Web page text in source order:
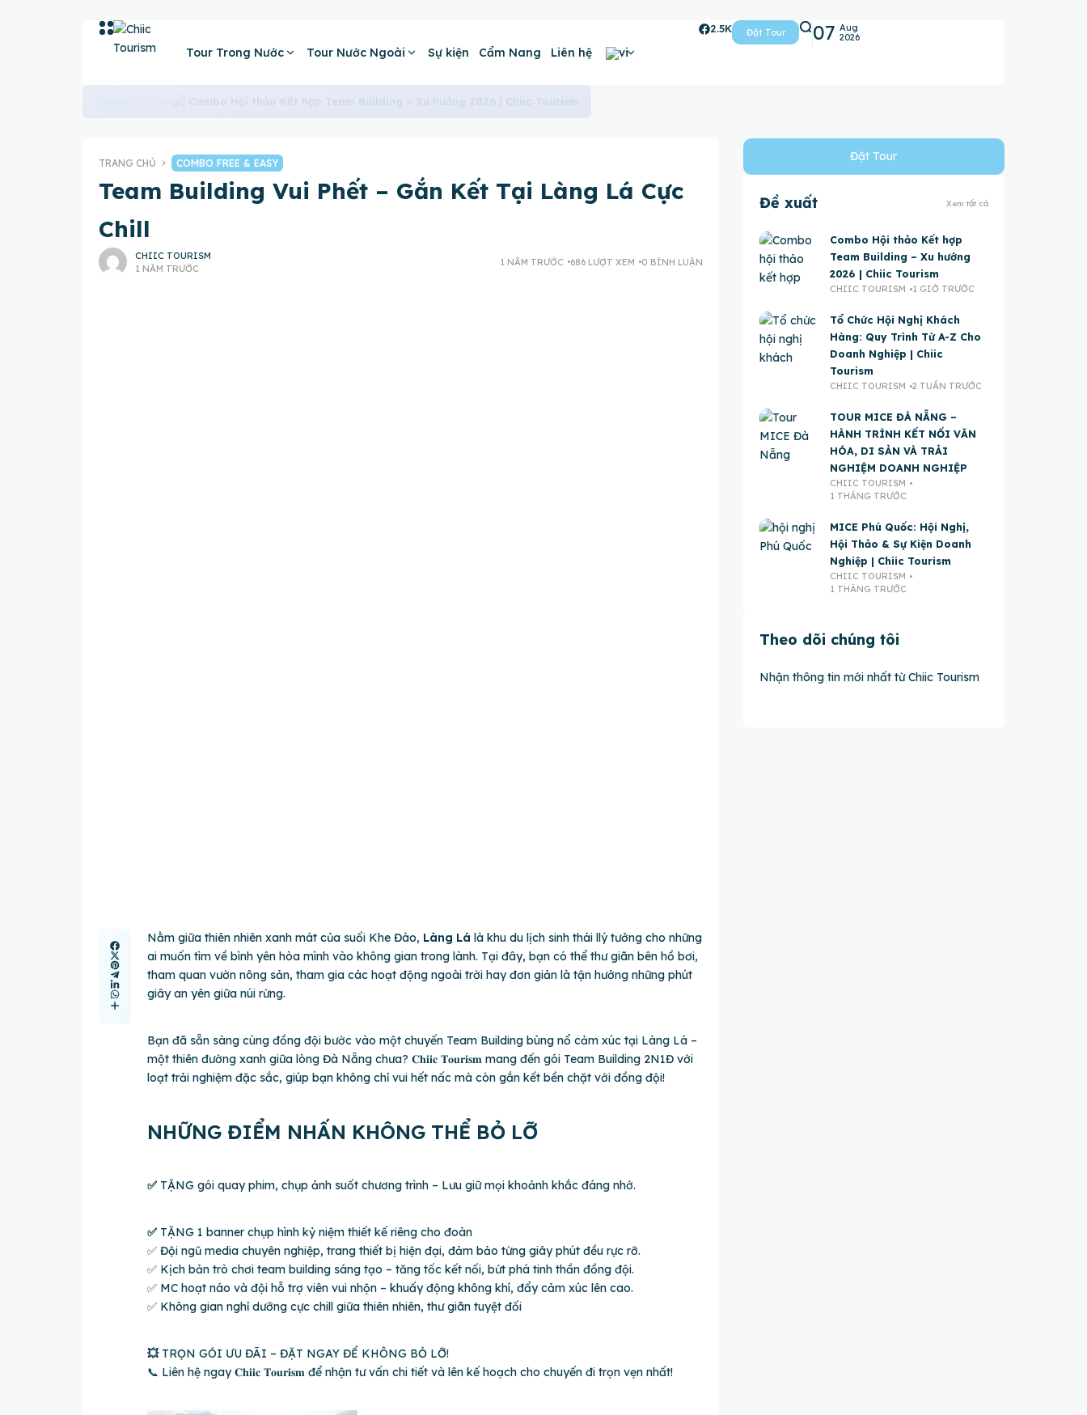
Tour Trong Nước Tour Nước Ngoài Sự kiện Cẩm Nang Liên hệ
2.5K Đặt Tour 07 Aug
2026
TRANG CHỦ COMBO FREE & EASY
Team Building Vui Phết – Gắn Kết Tại Làng Lá Cực
Chill
CHIIC TOURISM
1 NĂM TRƯỚC
1 NĂM TRƯỚC 686 LƯỢT XEM 0 BÌNH LUẬN
Nằm giữa thiên nhiên xanh mát của suối Khe Đào, Làng Lá là khu du lịch sinh thái llý tưởng cho những
ai muốn tìm về bình yên hòa mình vào không gian trong lành. Tại đây, bạn có thể thư giãn bên hồ bơi,
tham quan vườn nông sản, tham gia các hoạt động ngoài trời hay đơn giản là tận hưởng những phút
giây an yên giữa núi rừng.
Bạn đã sẵn sàng cùng đồng đội bước vào một chuyến Team Building bùng nổ cảm xúc tại Làng Lá –
một thiên đường xanh giữa lòng Đà Nẵng chưa? 𝐂𝐡𝐢𝐢𝐜 𝐓𝐨𝐮𝐫𝐢𝐬𝐦 mang đến gói Team Building 2N1Đ với
loạt trải nghiệm đặc sắc, giúp bạn không chỉ vui hết nấc mà còn gắn kết bền chặt với đồng đội!
NHỮNG ĐIỂM NHẤN KHÔNG THỂ BỎ LỠ
✅ TẶNG gói quay phim, chụp ảnh suốt chương trình – Lưu giữ mọi khoảnh khắc đáng nhớ.
✅ TẶNG 1 banner chụp hình kỷ niệm thiết kế riêng cho đoàn
✅ Đội ngũ media chuyên nghiệp, trang thiết bị hiện đại, đảm bảo từng giây phút đều rực rỡ.
✅ Kịch bản trò chơi team building sáng tạo – tăng tốc kết nối, bứt phá tinh thần đồng đội.
✅ MC hoạt náo và đội hỗ trợ viên vui nhộn – khuấy động không khí, đẩy cảm xúc lên cao.
✅ Không gian nghỉ dưỡng cực chill giữa thiên nhiên, thư giãn tuyệt đối
💥 TRỌN GÓI ƯU ĐÃI – ĐẶT NGAY ĐỂ KHÔNG BỎ LỠ!
📞 Liên hệ ngay 𝐂𝐡𝐢𝐢𝐜 𝐓𝐨𝐮𝐫𝐢𝐬𝐦 để nhận tư vấn chi tiết và lên kế hoạch cho chuyến đi trọn vẹn nhất!
Đặt Tour
Đề xuất Xem tất cả
Combo Hội thảo Kết hợp
Team Building – Xu hướng
2026 | Chiic Tourism
CHIIC TOURISM 1 GIỜ TRƯỚC
Tổ Chức Hội Nghị Khách
Hàng: Quy Trình Từ A-Z Cho
Doanh Nghiệp | Chiic
Tourism
CHIIC TOURISM 2 TUẦN TRƯỚC
TOUR MICE ĐÀ NẴNG –
HÀNH TRÌNH KẾT NỐI VĂN
HÓA, DI SẢN VÀ TRẢI
NGHIỆM DOANH NGHIỆP
CHIIC TOURISM
1 THÁNG TRƯỚC
MICE Phú Quốc: Hội Nghị,
Hội Thảo & Sự Kiện Doanh
Nghiệp | Chiic Tourism
CHIIC TOURISM
1 THÁNG TRƯỚC
Theo dõi chúng tôi
Nhận thông tin mới nhất từ Chiic Tourism